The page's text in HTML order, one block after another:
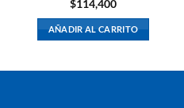
$114,400
AÑADIR AL CARRITO